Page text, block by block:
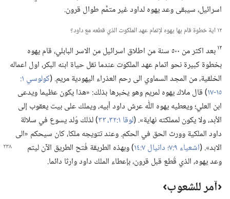
اسرائيل،‏ سيبقى وعد يهوه لداود غير متمَّم طوال قرون.‏
١٢ اية خطوة قام بها يهوه لإتمام عهد الملكوت الذي قطعه مع داود؟‏
١٢
بعد اكثر من ٥٠٠ سنة من اطلاق اسرائيل من الاسر البابلي،‏ قام يهوه
بخطوة كبيرة نحو اتمام عهد الملكوت عندما نقل حياة ابنه البكر،‏ اول اعماله
الخلقية،‏ من المجد السماوي الى رحم العذراء اليهودية مريم.‏ (‏
١٥-‏١٧
‏)‏ قال ملاك يهوه لمريم وهو يخبرها بذلك:‏ «هذا يكون عظيما ويدعى
ابن العلي؛‏ ويعطيه يهوه اللّٰه عرش داود أبيه،‏ ويملك على بيت يعقوب إلى
الأبد،‏ ولا يكون لمملكته نهاية».‏ (‏لوقا ١:‏​٣٢،‏ ٣٣
‏)‏ لذلك وُلد يسوع في سلالة
داود الملكية وورث الحق في الحكم.‏ وعند تتويجه ملكا،‏ كان سيحكم «الى
الابد».‏ (‏اشعياء ٩:‏٧؛‏ دانيال٧:‏١٤ ‏)‏ وبهذه الطريقة فُتح الطريق الآن ليتم
وعد يهوه،‏ الذي قُطع قبل قرون،‏ بإعطاء الملك داود وارثا دائما.‏
‏‹آمر للشعوب›‏